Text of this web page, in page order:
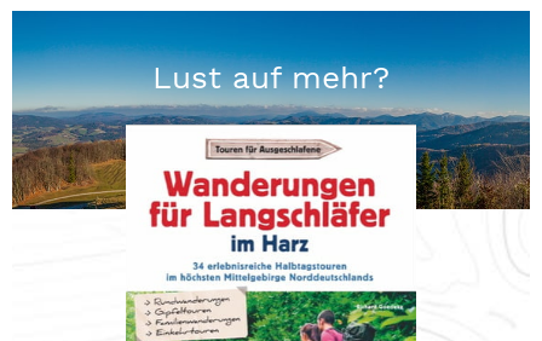
Lust auf mehr?